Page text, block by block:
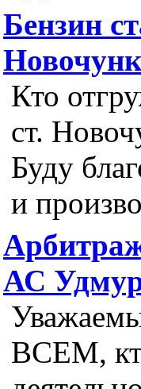
Бензин
Кто
ст.
Буду
и
АС
ВСЕМ,